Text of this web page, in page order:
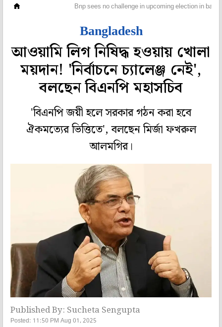
Bnp sees no challenge in upcoming election in
Bangladesh
আওয়ামি লিগ নিষিদ্ধ হওয়ায় খোলা
ময়দান! 'নির্বাচনে চ্যালেঞ্জ নেই',
বলছেন বিএনপি মহাসচিব
'বিএনপি জয়ী হলে সরকার গঠন করা হবে
ঐকমত্যের ভিত্তিতে', বলছেন মির্জা ফখরুল
আলমগির।
Published By: Sucheta Sengupta
Posted: 11:50 PM Aug 01, 2025